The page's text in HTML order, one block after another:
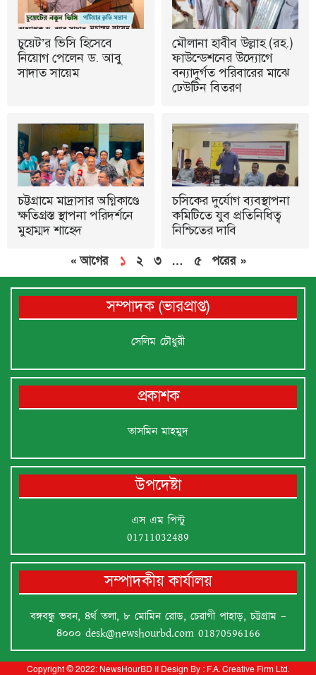
চুয়েট’র ভিসি হিসেবে
নিয়োগ পেলেন ড. আবু
সাদাত সায়েম
মৌলানা হাবীব উল্লাহ (রহ.)
ফাউন্ডেশনের উদ্যোগে
বন্যাদুর্গত পরিবারের মাঝে
ঢেউটিন বিতরণ
চট্টগ্রামে মাদ্রাসার অগ্নিকাণ্ডে
ক্ষতিগ্রস্ত স্থাপনা পরিদর্শনে
মুহাম্মদ শাহেদ
চসিকের দুর্যোগ ব্যবস্থাপনা
কমিটিতে যুব প্রতিনিধিত্ব
নিশ্চিতের দাবি
« আগের ১ ২ ৩ … ৫ পরের »
সম্পাদক (ভারপ্রাপ্ত)
সেলিম চৌধুরী
প্রকাশক
তাসমিন মাহমুদ
উপদেষ্টা
এস এম পিন্টু
01711032489
সম্পাদকীয় কার্যালয়
বঙ্গবন্ধু ভবন, ৪র্থ তলা, ৮ মোমিন রোড, চেরাগী পাহাড়, চট্টগ্রাম –
৪০০০ desk@newshourbd.com01870596166
Copyright © 2022: NewsHourBD II Design By : F.A. Creative Firm Ltd.